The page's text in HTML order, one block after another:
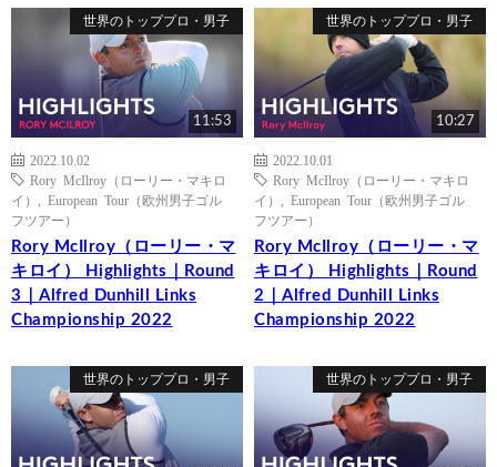
世界のトッププロ・男子
11:53
2022.10.02
Rory McIlroy（ローリー・マキロ
イ）
European Tour（欧州男子ゴル
フツアー）
Rory McIlroy（ローリー・マ
キロイ） Highlights｜Round
3｜Alfred Dunhill Links
Championship 2022
世界のトッププロ・男子
10:27
2022.10.01
Rory McIlroy（ローリー・マキロ
イ）
European Tour（欧州男子ゴル
フツアー）
Rory McIlroy（ローリー・マ
キロイ） Highlights｜Round
2｜Alfred Dunhill Links
Championship 2022
世界のトッププロ・男子 世界のトッププロ・男子